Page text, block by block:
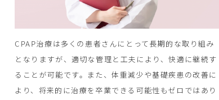
CPAP治療は多くの患者さんにとって長期的な取り組み
となりますが、適切な管理と工夫により、快適に継続す
ることが可能です。また、体重減少や基礎疾患の改善に
より、将来的に治療を卒業できる可能性もゼロではあり